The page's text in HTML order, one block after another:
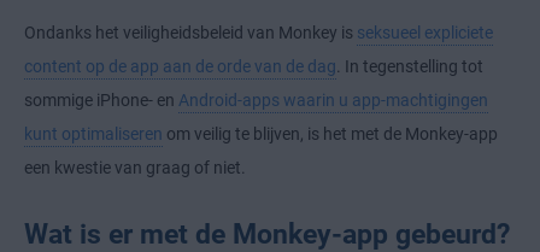
Ondanks het veiligheidsbeleid van Monkey is seksueel expliciete
content op de app aan de orde van de dag . In tegenstelling tot
sommige iPhone- en Android-apps waarin u app-machtigingen
kunt optimaliseren om veilig te blijven, is het met de Monkey-app
een kwestie van graag of niet.
Wat is er met de Monkey-app gebeurd?